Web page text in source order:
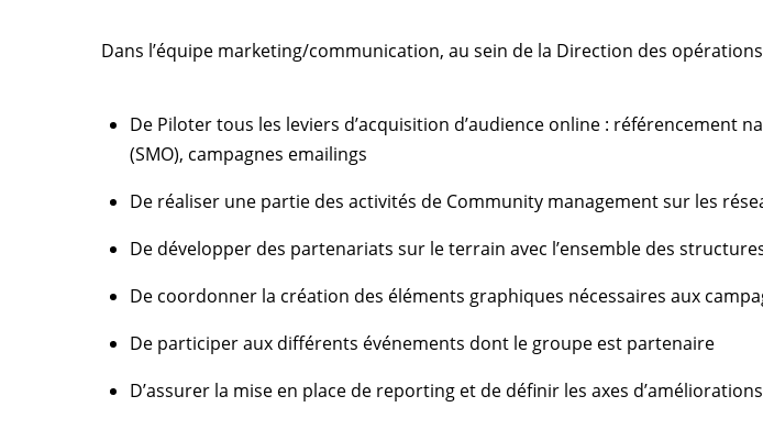
Dans l’équipe marketing/communication, au sein de la Direction des
De Piloter tous les leviers d’acquisition d’audience online : référencement
(SMO), campagnes emailings
De réaliser une partie des activités de Community management sur les
De développer des partenariats sur le terrain avec l’ensemble des
De coordonner la création des éléments graphiques nécessaires aux
De participer aux différents événements dont le groupe est partenaire
D’assurer la mise en place de reporting et de définir les axes d’améliorations